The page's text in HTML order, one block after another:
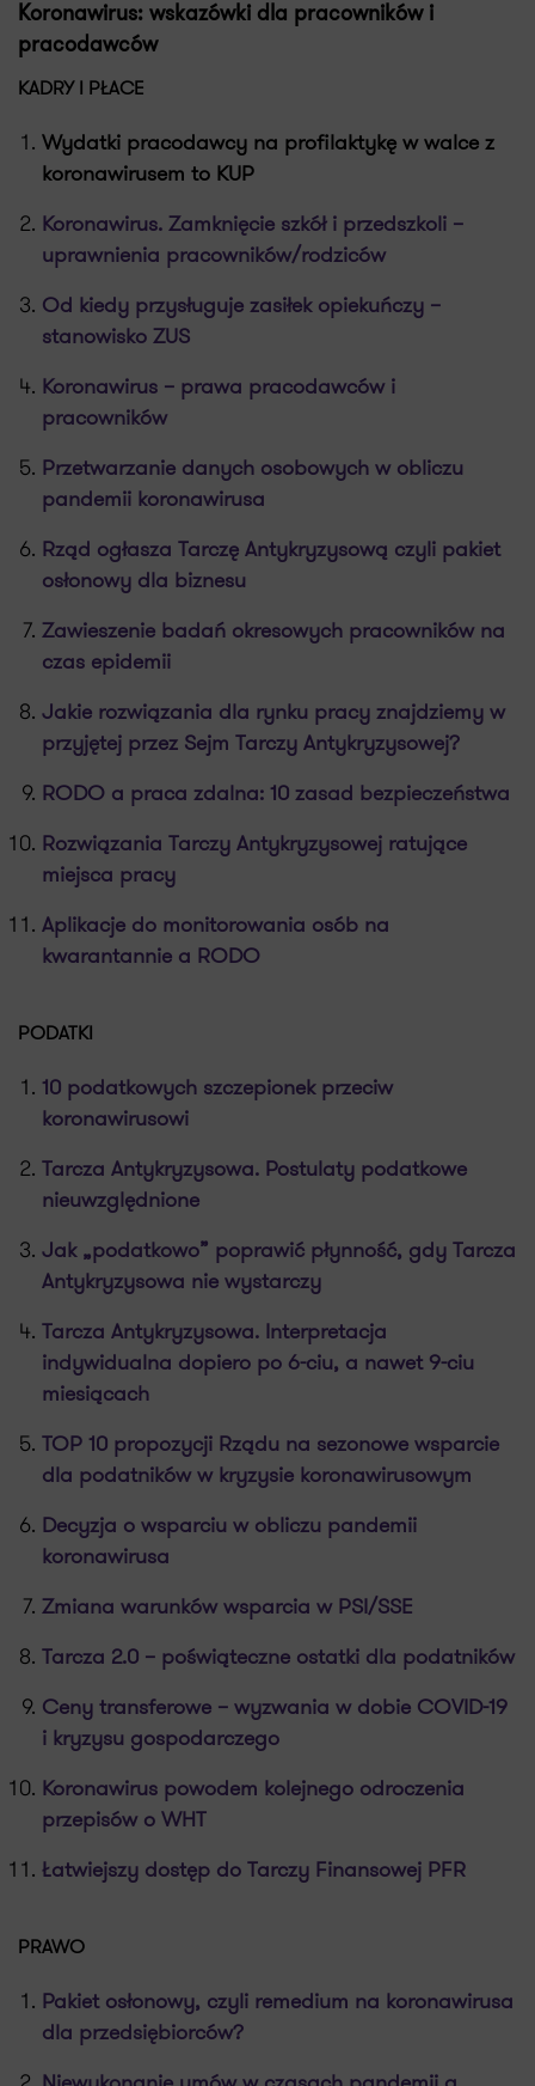
Koronawirus: wskazówki dla pracowników i
pracodawców
KADRY I PŁACE
Wydatki pracodawcy na profilaktykę w walce z
koronawirusem to KUP
Koronawirus. Zamknięcie szkół i przedszkoli –
uprawnienia pracowników/rodziców
Od kiedy przysługuje zasiłek opiekuńczy –
stanowisko ZUS
Koronawirus – prawa pracodawców i
pracowników
Przetwarzanie danych osobowych w obliczu
pandemii koronawirusa
Rząd ogłasza Tarczę Antykryzysową czyli pakiet
osłonowy dla biznesu
Zawieszenie badań okresowych pracowników na
czas epidemii
Jakie rozwiązania dla rynku pracy znajdziemy w
przyjętej przez Sejm Tarczy Antykryzysowej?
RODO a praca zdalna: 10 zasad bezpieczeństwa
Rozwiązania Tarczy Antykryzysowej ratujące
miejsca pracy
Aplikacje do monitorowania osób na
kwarantannie a RODO
PODATKI
10 podatkowych szczepionek przeciw
koronawirusowi
Tarcza Antykryzysowa. Postulaty podatkowe
nieuwzględnione
Jak „podatkowo” poprawić płynność, gdy Tarcza
Antykryzysowa nie wystarczy
Tarcza Antykryzysowa. Interpretacja
indywidualna dopiero po 6-ciu, a nawet 9-ciu
miesiącach
TOP 10 propozycji Rządu na sezonowe wsparcie
dla podatników w kryzysie koronawirusowym
Decyzja o wsparciu w obliczu pandemii
koronawirusa
Zmiana warunków wsparcia w PSI/SSE
Tarcza 2.0 – poświąteczne ostatki dla podatników
Ceny transferowe – wyzwania w dobie COVID-19
i kryzysu gospodarczego
Koronawirus powodem kolejnego odroczenia
przepisów o WHT
Łatwiejszy dostęp do Tarczy Finansowej PFR
PRAWO
Pakiet osłonowy, czyli remedium na koronawirusa
dla przedsiębiorców?